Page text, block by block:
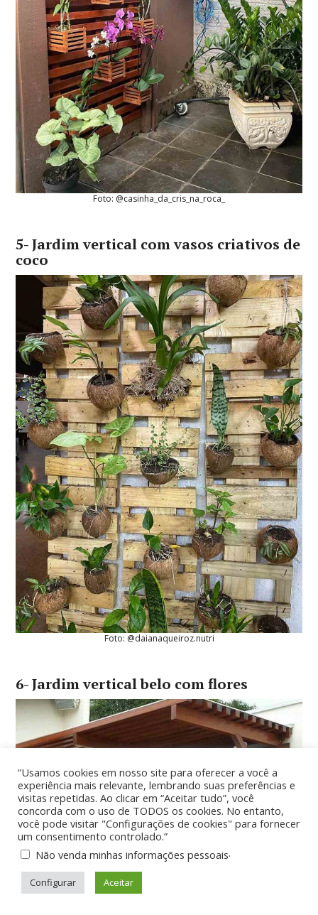
Foto: @casinha_da_cris_na_roca_
5- Jardim vertical com vasos criativos de
coco
Foto: @daianaqueiroz.nutri
6- Jardim vertical belo com flores
“Usamos cookies em nosso site para oferecer a você a
experiência mais relevante, lembrando suas preferências e
visitas repetidas. Ao clicar em “Aceitar tudo”, você
concorda com o uso de TODOS os cookies. No entanto,
você pode visitar "Configurações de cookies" para fornecer
um consentimento controlado.”
Não venda minhas informações pessoais.
Configurar Aceitar